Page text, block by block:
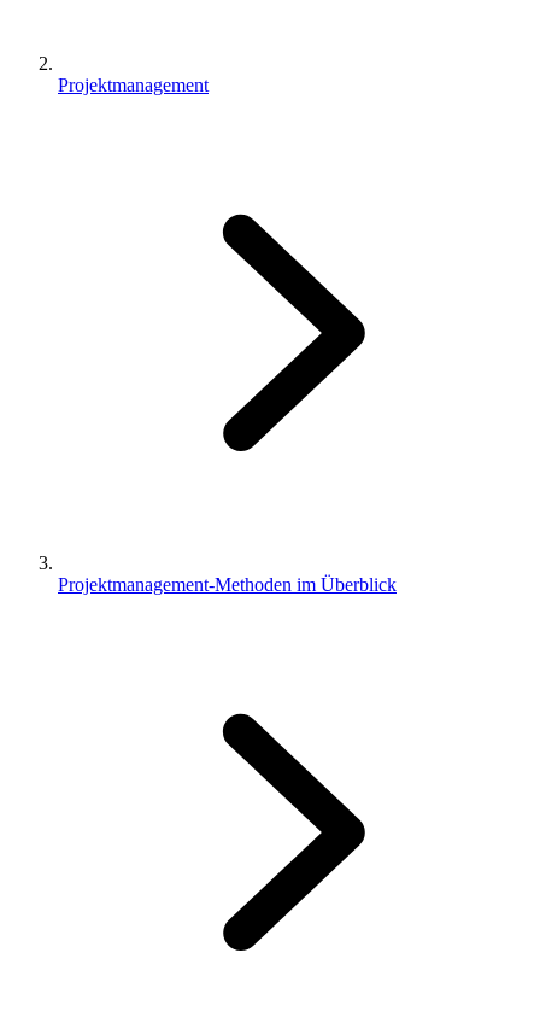
Projektmanagement
Projektmanagement-Methoden im Überblick